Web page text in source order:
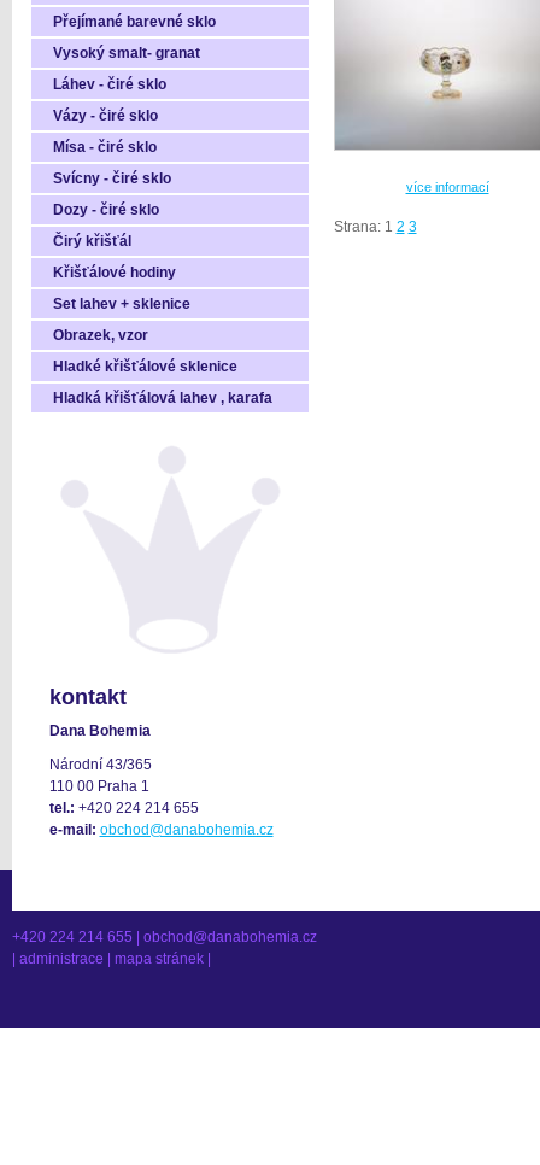
Přejímané barevné sklo
Vysoký smalt- granat
Láhev - čiré sklo
Vázy - čiré sklo
Mísa - čiré sklo
Svícny - čiré sklo
Dozy - čiré sklo
Čirý křišťál
Křišťálové hodiny
Set lahev + sklenice
Obrazek, vzor
Hladké křišťálové sklenice
Hladká křišťálová lahev , karafa
kontakt
Dana Bohemia
Národní 43/365
110 00 Praha 1
tel.: +420 224 214 655
e-mail: obchod@danabohemia.cz
více informací
Strana: 1 2 3
+420 224 214 655 | obchod@danabohemia.cz
administrace mapa stránek|